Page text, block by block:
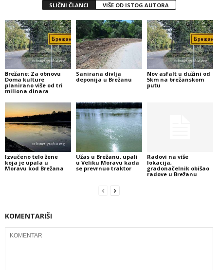
SLIČNI ČLANCI VIŠE OD ISTOG AUTORA
Brežane: Za obnovu
Doma kulture
planirano više od tri
miliona dinara
Sanirana divlja
deponija u Brežanu
Nov asfalt u dužini od
5km na brežanskom
putu
Izvučeno telo žene
koja je upala u
Moravu kod Brežana
Užas u Brežanu, upali
u Veliku Moravu kada
se prevrnuo traktor
Radovi na više
lokacija,
gradonačelnik obišao
radove u Brežanu
KOMENTARIŠI